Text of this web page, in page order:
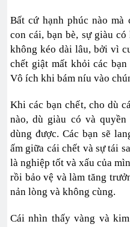
Bất cứ hạnh phúc nào mà
con cái, bạn bè, sự giàu có
không kéo dài lâu, bởi vì
chết giật mất khỏi các
Vô ích khi bám níu vào
Khi các bạn chết, cho dù
nào, dù giàu có và
dùng được. Các bạn sẽ
ấm giữa cái chết và sự tái
là nghiệp tốt và xấu của
rồi bảo vệ và làm tăng
nản lòng và không cùng.
Cái nhìn thấy vàng và